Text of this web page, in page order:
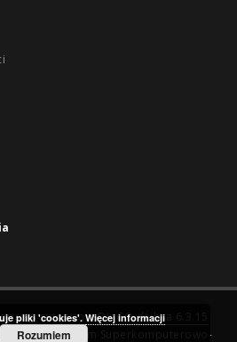
oprogramowaniuDInGO dLibra 6.3.15
Centrum Superkomputerowo-
pliki 'cookies'. Więcej informacji
Rozumiem